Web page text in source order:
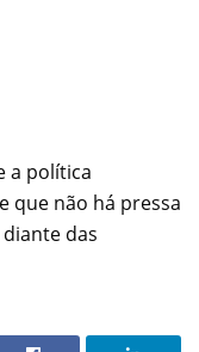
a política
que não há pressa
das